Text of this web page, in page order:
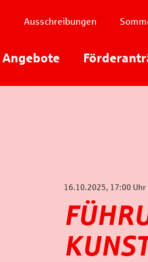
Angebote
Ausschreibungen
Youtube
16.10.2025, 17:00 Uhr